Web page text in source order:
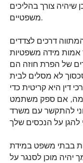
שיהיה צורך בהליכים
משפטיים.
דרכים לצדדים
מידה משפטיות
של הפרת חוזה הם
לא מסלים לבית
דין היא קריטית כדי
אם ספק משתמט
להתקשר עם משרד
בבתי משפט במידת
יהיה מוכן לסנגר על